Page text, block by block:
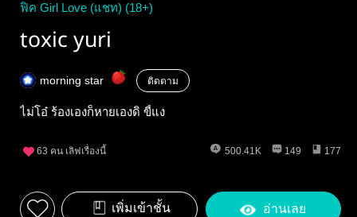
ฟิค Girl Love (แชท) (18+)
toxic yuri
morning star ติดตาม
ไม่โอ๋ ร้องเองก็หายเองดิ ขี้แง
63 คน เลิฟเรื่องนี้ 500.41K 149 177
เพิ่มเข้าชั้น อ่านเลย